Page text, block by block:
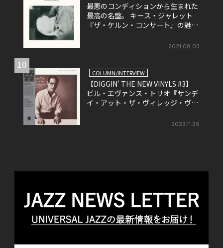
最悪のコンディションから生まれた
最高の名盤。 キース・ジャレット
『ザ・ケルン・コンサート』の魅力
2021.08.03
10
COLUMN/INTERVIEW
【DIGGIN’ THE NEW VINYLS #3】
ビル・エヴァンス・トリオ『サンデ
イ・アット・ザ・ヴィレッジ・ヴァ
2023.11.29